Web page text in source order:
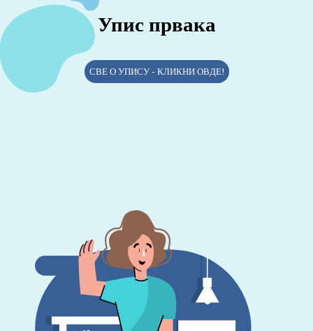
Упис првака
СВЕ О УПИСУ - КЛИКНИ ОВДЕ!